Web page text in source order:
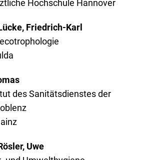
Hochschule Hannover
Friedrich-Karl
des Sanitätsdienstes der
Uwe